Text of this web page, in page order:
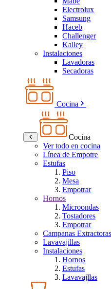
Electrolux
Samsung
Haceb
Challenger
Kalley
Instalaciones
Lavadoras
Secadoras
Cocina
Cocina
Ver todo en cocina
Línea de Empotre
Estufas
Piso
Mesa
Empotrar
Hornos
Microondas
Tostadores
Empotrar
Campanas Extractoras
Lavavajillas
Instalaciones
Hornos
Estufas
Lavavajllas